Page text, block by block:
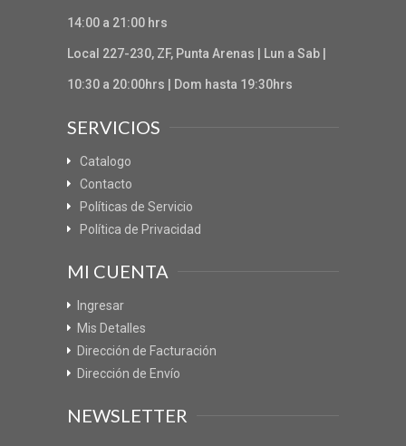
14:00 a 21:00 hrs
Local 227-230, ZF, Punta Arenas | Lun a Sab |
10:30 a 20:00hrs | Dom hasta 19:30hrs
SERVICIOS
Catalogo
Contacto
Políticas de Servicio
Política de Privacidad
MI CUENTA
Ingresar
Mis Detalles
Dirección de Facturación
Dirección de Envío
NEWSLETTER